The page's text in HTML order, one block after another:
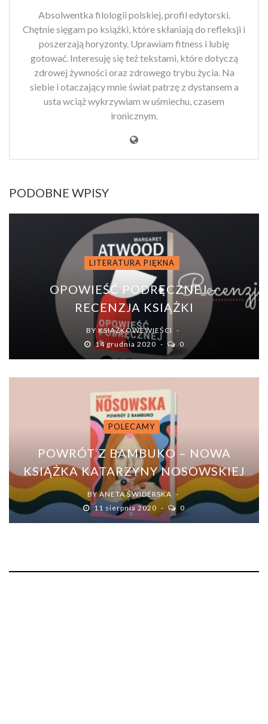
Absolwentka filologii polskiej, profil edytorski.
Chętnie sięgam po książki, które skłaniają do refleksji i
poszerzają horyzonty. Uprawiam fitness i lubię
gotować. Interesuję się też tekstami, które dotyczą
zdrowej żywności oraz zdrowego trybu życia. Na
siebie i otaczający mnie świat patrzę z dystansem a
usta wciąż wykrzywiam w uśmiechu, czasem
ironicznym.
PODOBNE WPISY
LITERATURA PIĘKNA
OPOWIEŚĆ PODRĘCZNEJ –
RECENZJA KSIĄŻKI
BY KSIĄŻKOWEWIEŚCI
14 grudnia 2020
0
POLECAMY
POWRÓT Z BAMBUKO – NOWA
KSIĄŻKA KATARZYNY NOSOWSKIEJ
BYANETA ŚWIDERSKA
11 sierpnia 2020
0